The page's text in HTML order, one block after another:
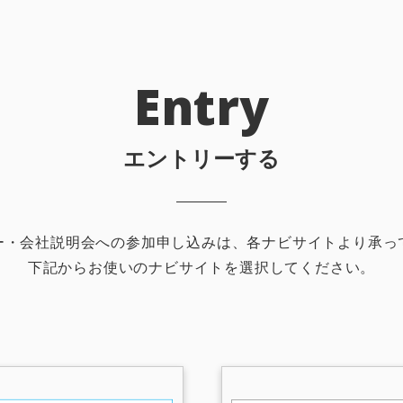
Entry
エントリーする
会社説明会への参加申し込みは、各ナビサイトより承っ
下記からお使いのナビサイトを選択してください。